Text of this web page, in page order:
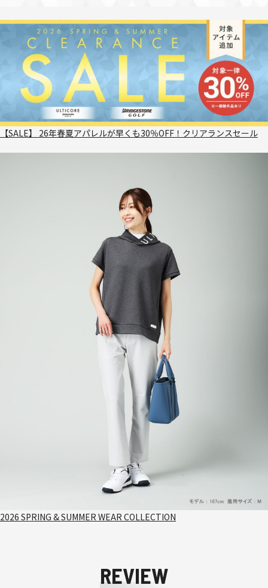
【SALE】 26年春夏アパレルが早くも30％OFF！クリアランスセール
2026 SPRING & SUMMER WEAR COLLECTION
REVIEW